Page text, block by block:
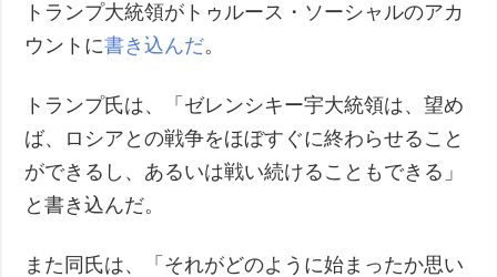
トランプ大統領がトゥルース・ソーシャルのアカ
ウントに書き込んだ。
トランプ氏は、「ゼレンシキー宇大統領は、望め
ば、ロシアとの戦争をほぼすぐに終わらせること
ができるし、あるいは戦い続けることもできる」
と書き込んだ。
また同氏は、「それがどのように始まったか思い